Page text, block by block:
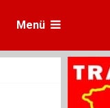
Menü